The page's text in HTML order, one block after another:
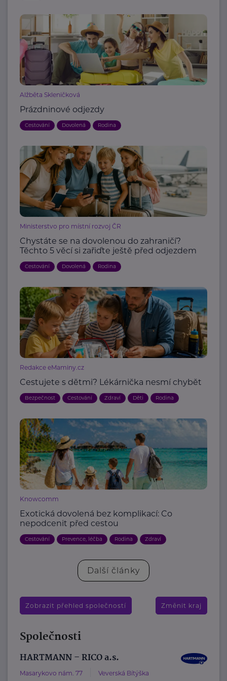
Alžběta Skleničková
Prázdninové odjezdy
Cestování Dovolená Rodina
Ministerstvo pro místní rozvoj ČR
Chystáte se na dovolenou do zahraničí?
Těchto 5 věcí si zařiďte ještě před odjezdem
Cestování Dovolená Rodina
Redakce eMaminy.cz
Cestujete s dětmi? Lékárnička nesmí chybět
Bezpečnost Cestování Zdraví Děti Rodina
Knowcomm
Exotická dovolená bez komplikací: Co
nepodcenit před cestou
Cestování Prevence, léčba Rodina Zdraví
Další články
Zobrazit přehled společností Změnit kraj
Společnosti
HARTMANN – RICO a.s.
Masarykovo nám. 77 Veverská Bítýška